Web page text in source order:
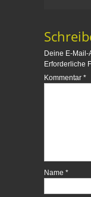
e
u
e
m
F
e
n
n
)
Deine E-Mail-
Erforderliche
Kommentar *
Name *